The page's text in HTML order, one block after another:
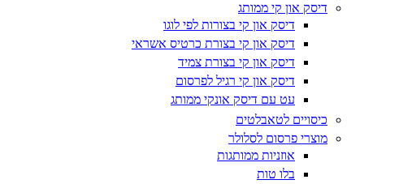
דיסק און קי ממותג
דיסק און קי בצורות לפי לוגו
דיסק און קי בצורת כרטיס אשראי
דיסק און קי בצורת צמיד
דיסק און קי רגיל לפרסום
עט עם דיסק אונקי ממותג
כיסויים לטאבלטים
מוצרי פרסום לסלולר
אוזניות ממותגות
בלו טות